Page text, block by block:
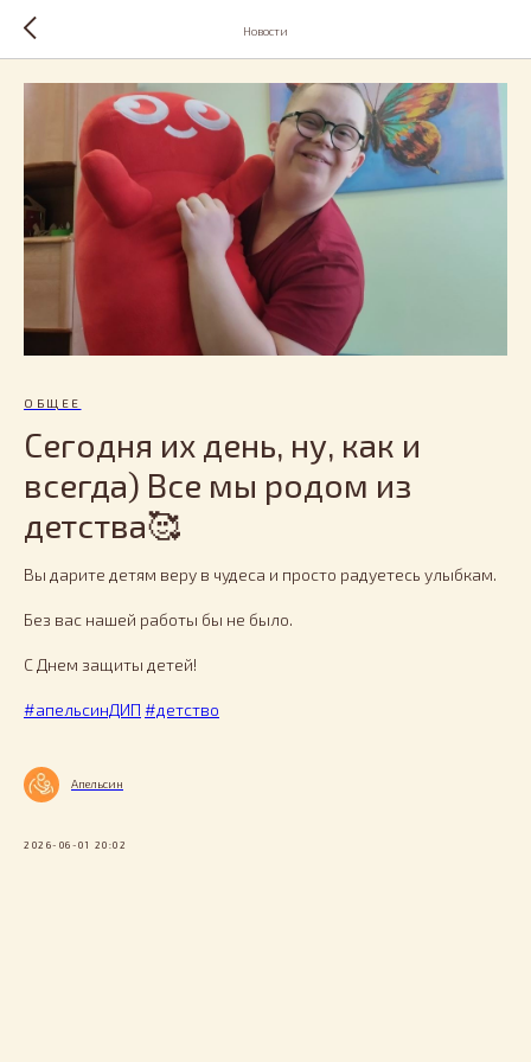
Новости
ОБЩЕЕ
Сегодня их день, ну, как и
всегда) Все мы родом из
детства🥰
Вы дарите детям веру в чудеса и просто радуетесь улыбкам.
Без вас нашей работы бы не было.
С Днем защиты детей!
#апельсинДИП #детство
Апельсин
2026-06-01 20:02